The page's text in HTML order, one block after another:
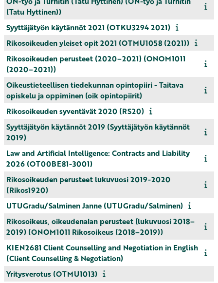
(Tatu Hyttinen))
Syyttäjätyön käytännöt 2021 (OTKU3294 2021)
Rikosoikeuden yleiset opit 2021 (OTMU1058 (2021))
Rikosoikeuden perusteet (2020–2021) (ONOM1011
(2020–2021))
Oikeustieteellisen tiedekunnan opintopiiri - Taitava
opiskelu ja oppiminen (oik opintopiirit)
Rikosoikeuden syventävät 2020 (RS20)
Syyttäjätyön käytännöt 2019 (Syyttäjätyön käytännöt
2019)
Law and Artificial Intelligence: Contracts and Liability
2026 (OT00BE81-3001)
Rikosoikeuden perusteet lukuvuosi 2019-2020
(Rikos1920)
UTUGradu/Salminen Janne (UTUGradu/Salminen)
Rikosoikeus, oikeudenalan perusteet (lukuvuosi 2018–
2019) (ONOM1011 Rikosoikeus (2018–2019))
KIEN2681 Client Counselling and Negotiation in English
(Client Counselling & Negotiation)
Yritysverotus (OTMU1013)